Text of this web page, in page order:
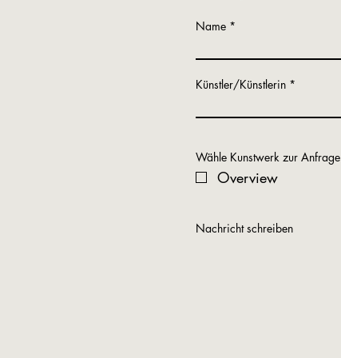
Name
Künstler/Künstlerin
Wähle Kunstwerk zur Anfrage
Overview
Nachricht schreiben